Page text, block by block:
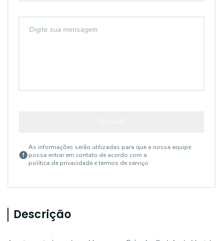
As informações serão utilizadas para que a nossa equipe
possa entrar em contato de acordo com a
política de privacidade e termos de serviço
Descrição